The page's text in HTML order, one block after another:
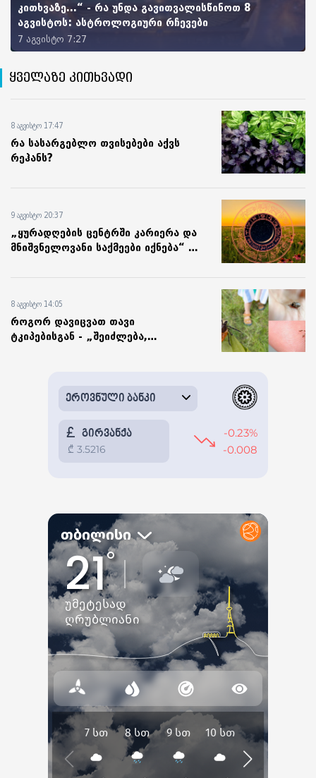
კითხვაზე...“ - რა უნდა გავითვალისწინოთ 8
აგვისტოს: ასტროლოგიური რჩევები
7 აგვისტო 7:27
ყველაზე კითხვადი
8 აგვისტო 17:47
რა სასარგებლო თვისებები აქვს
რეჰანს?
9 აგვისტო 20:37
„ყურადღების ცენტრში კარიერა და
მნიშვნელოვანი საქმეები იქნება“ -
8 აგვისტო 14:05
როგორ დავიცვათ თავი
ტკიპებისგან - „შეიძლება,